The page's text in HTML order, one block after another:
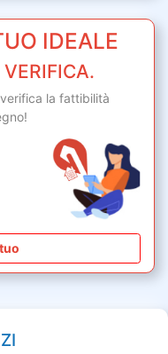
IDEALE
la fattibilità